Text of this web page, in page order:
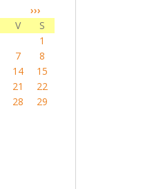
›››
V
S
1
7
8
14
15
21
22
28
29